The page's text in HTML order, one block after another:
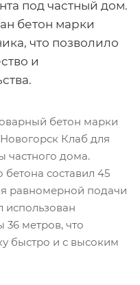
под частный дом.
бетон марки
что позволило
и
бетон марки
Клаб для
частного дома.
составил 45
равномерной подачи
использован
36 метров, что
быстро и с высоким